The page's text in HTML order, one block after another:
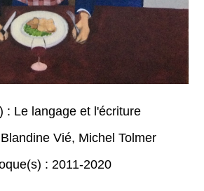
: Le langage et l'écriture
Blandine Vié, Michel Tolmer
: 2011-2020